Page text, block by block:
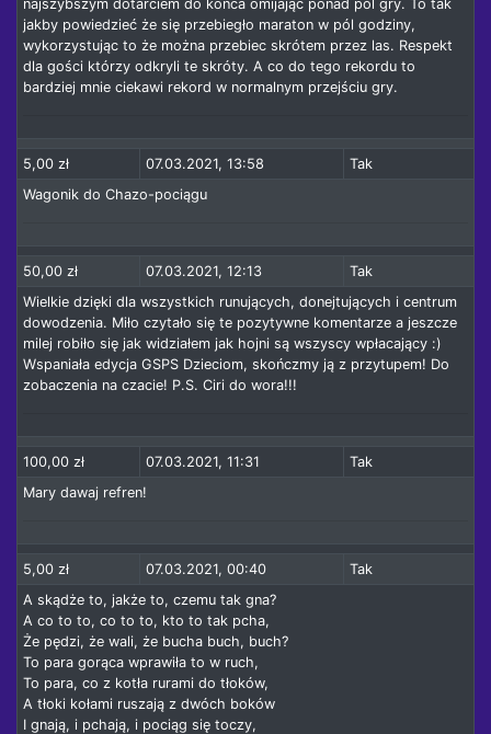
najszybszym dotarciem do końca omijając ponad pól gry. To tak
jakby powiedzieć że się przebiegło maraton w pól godziny,
wykorzystując to że można przebiec skrótem przez las. Respekt
dla gości którzy odkryli te skróty. A co do tego rekordu to
bardziej mnie ciekawi rekord w normalnym przejściu gry.
5,00 zł 07.03.2021, 13:58
Tak
Wagonik do Chazo-pociągu
50,00 zł 07.03.2021, 12:13
Tak
Wielkie dzięki dla wszystkich runujących, donejtujących i centrum
dowodzenia. Miło czytało się te pozytywne komentarze a jeszcze
milej robiło się jak widziałem jak hojni są wszyscy wpłacający :)
Wspaniała edycja GSPS Dzieciom, skończmy ją z przytupem! Do
zobaczenia na czacie! P.S. Ciri do wora!!!
100,00 zł 07.03.2021, 11:31
Tak
Mary dawaj refren!
5,00 zł 07.03.2021, 00:40
Tak
A skądże to, jakże to, czemu tak gna?
A co to to, co to to, kto to tak pcha,
Że pędzi, że wali, że bucha buch, buch?
To para gorąca wprawiła to w ruch,
To para, co z kotła rurami do tłoków,
A tłoki kołami ruszają z dwóch boków
I gnają, i pchają, i pociąg się toczy,